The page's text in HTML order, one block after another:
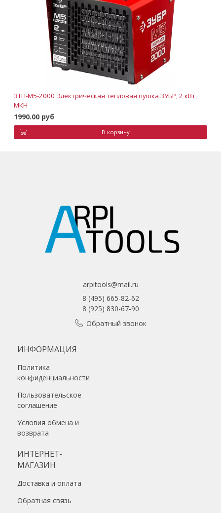
ЗТП-М5-2000 Электрическая тепловая пушка ЗУБР, 2 кВт,
МКН
1990.00 руб
В корзину
arpitools@mail.ru
8 (495) 665-82-62
8 (925) 830-67-90
Обратный звонок
ИНФОРМАЦИЯ
Политика
конфиденциальности
Пользовательское
соглашение
Условия обмена и
возврата
ИНТЕРНЕТ-
МАГАЗИН
Доставка и оплата
Обратная связь